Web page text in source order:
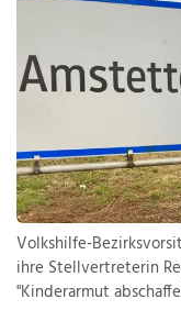
Volkshilfe-
ihre Stellvertreterin
"Kinderarmut